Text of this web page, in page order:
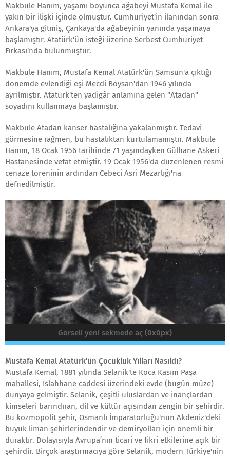
Makbule Hanım, yaşamı boyunca ağabeyi Mustafa Kemal ile
yakın bir ilişki içinde olmuştur. Cumhuriyet'in ilanından sonra
Ankara'ya gitmiş, Çankaya'da ağabeyinin yanında yaşamaya
başlamıştır. Atatürk'ün isteği üzerine Serbest Cumhuriyet
Fırkası'nda bulunmuştur.
Makbule Hanım, Mustafa Kemal Atatürk'ün Samsun'a çıktığı
dönemde evlendiği eşi Mecdi Boysan'dan 1946 yılında
ayrılmıştır. Atatürk'ten yadigâr anlamına gelen "Atadan"
soyadını kullanmaya başlamıştır.
Makbule Atadan kanser hastalığına yakalanmıştır. Tedavi
görmesine rağmen, bu hastalıktan kurtulamamıştır. Makbule
Hanım, 18 Ocak 1956 tarihinde 71 yaşındayken Gülhane Askeri
Hastanesinde vefat etmiştir. 19 Ocak 1956'da düzenlenen resmi
cenaze töreninin ardından Cebeci Asri Mezarlığı'na
defnedilmiştir.
Görseli yeni sekmede aç (0x0px)
Mustafa Kemal Atatürk'ün Çocukluk Yılları Nasıldı?
Mustafa Kemal, 1881 yılında Selanik'te Koca Kasım Paşa
mahallesi, Islahhane caddesi üzerindeki evde (bugün müze)
dünyaya gelmiştir. Selanik, çeşitli uluslardan ve inançlardan
kimseleri barındıran, dil ve kültür açısından zengin bir şehirdir.
Bu kozmopolit şehir, Osmanlı İmparatorluğu'nun Akdeniz'deki
büyük liman şehirlerindendir ve demiryolları için önemli bir
duraktır. Dolayısıyla Avrupa’nın ticari ve fikri etkilerine açık bir
şehirdir. Birçok araştırmacıya göre Selanik, modern Türkiye'nin